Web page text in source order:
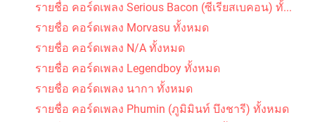
รายชื่อ คอร์ดเพลง Serious Bacon (ซีเรียสเบคอน) ทั้...
รายชื่อ คอร์ดเพลง Morvasu ทั้งหมด
รายชื่อ คอร์ดเพลง N/A ทั้งหมด
รายชื่อ คอร์ดเพลง Legendboy ทั้งหมด
รายชื่อ คอร์ดเพลง นากา ทั้งหมด
รายชื่อ คอร์ดเพลง Phumin (ภูมิมินท์ บึงชารี) ทั้งหมด